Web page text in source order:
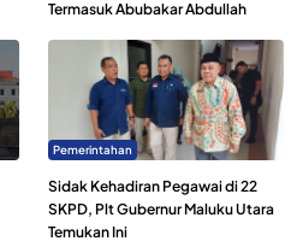
Termasuk Abubakar Abdullah
Pemerintahan
Sidak Kehadiran Pegawai di 22
SKPD, Plt Gubernur Maluku Utara
Temukan Ini